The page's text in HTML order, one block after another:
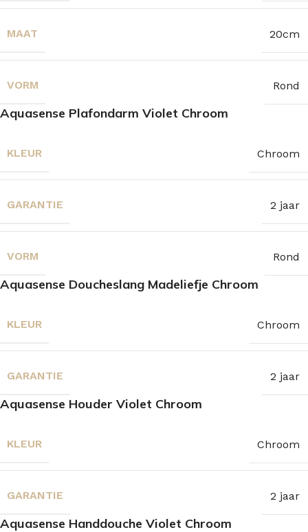
MAAT 20cm
VORM Rond
Aquasense Plafondarm Violet Chroom
KLEUR Chroom
GARANTIE 2 jaar
VORM Rond
Aquasense Doucheslang Madeliefje Chroom
KLEUR Chroom
GARANTIE 2 jaar
Aquasense Houder Violet Chroom
KLEUR Chroom
GARANTIE 2 jaar
Aquasense Handdouche Violet Chroom